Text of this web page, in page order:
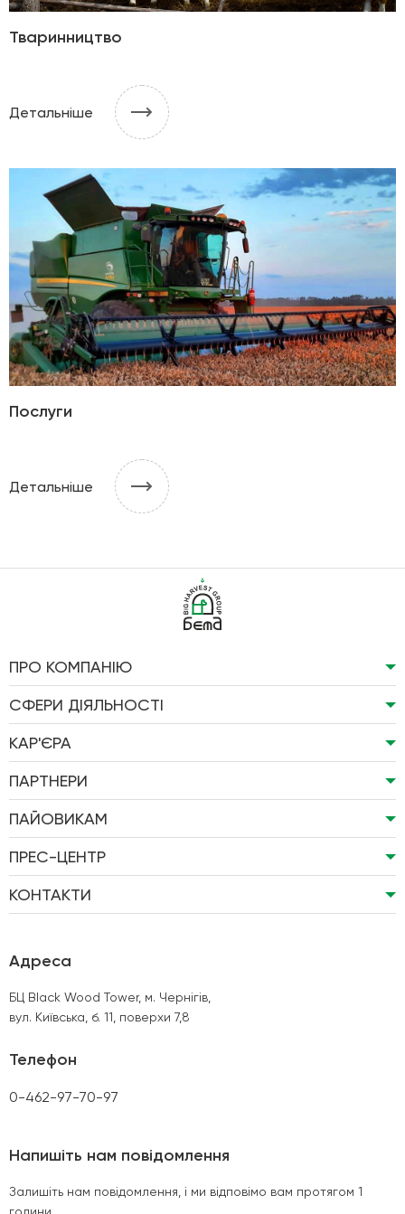
Тваринництво
Детальніше
Послуги
Детальніше
ПРО КОМПАНІЮ
СФЕРИ ДІЯЛЬНОСТІ
КАР'ЄРА
ПАРТНЕРИ
ПАЙОВИКАМ
ПРЕС-ЦЕНТР
КОНТАКТИ
Адреса
БЦ Black Wood Tower, м. Чернігів,
вул. Київська, б. 11, поверхи 7,8
Телефон
0-462-97-70-97
Напишіть нам повідомлення
Залишіть нам повідомлення, і ми відповімо вам протягом 1